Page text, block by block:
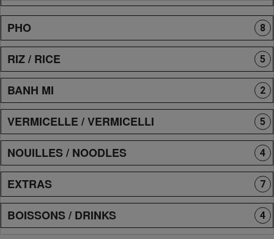
PHO 8
RIZ / RICE 5
BANH MI 2
VERMICELLE / VERMICELLI 5
NOUILLES / NOODLES 4
EXTRAS 7
BOISSONS / DRINKS 4